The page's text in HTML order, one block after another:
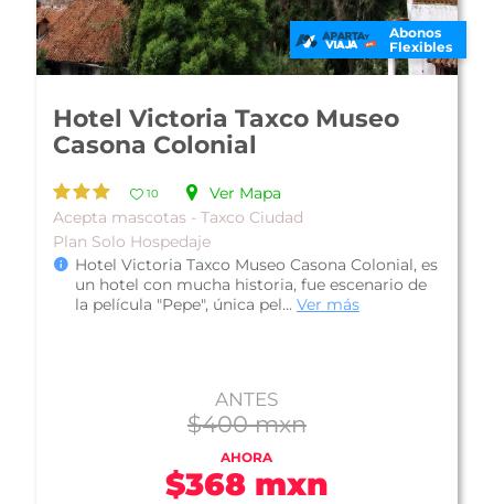
Abonos
Flexibles
Hotel Posada San Javier
Acepta mascotas - Taxco Ciudad
Hotel Posada San Javier se ubica en la hermosa
ciudad colonial de Taxco, Guerrero, a tan solo
10 minutos el centro y el Zó...
ANTES
$558 mxn
AHORA
$520 mxn